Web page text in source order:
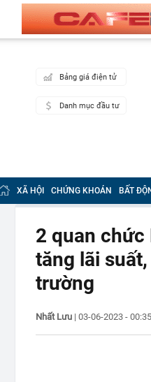
Bảng giá điện tử
Danh mục đầu tư
XÃ HỘI CHỨNG KHOÁN BẤT
2 quan chức
tăng lãi
trường
Nhất Lưu | 03-06-2023 -